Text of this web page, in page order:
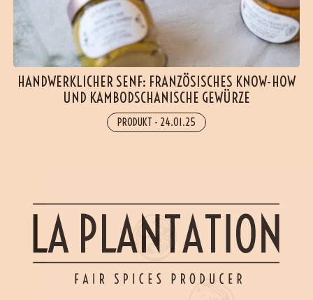
HANDWERKLICHER SENF: FRANZÖSISCHES KNOW-HOW
UND KAMBODSCHANISCHE GEWÜRZE
PRODUKT - 24.01.25